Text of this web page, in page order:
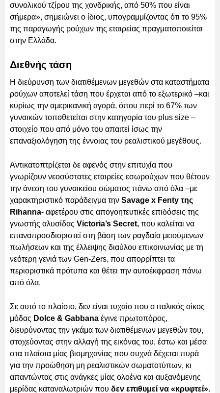
συνολικού τζίρου της χονδρικής, από 50% που είναι
σήμερα», σημειώνει ο ίδιος, υπογραμμίζοντας ότι το 95%
της παραγωγής ρούχων της εταιρείας πραγματοποιείται
στην Ελλάδα.
Διεθνής τάση
Η διεύρυνση των διατιθέμενων μεγεθών στα καταστήματα
ρούχων αποτελεί τάση που έρχεται από το εξωτερικό –και
κυρίως την αμερικανική αγορά, όπου περί το 67% των
γυναικών τοποθετείται στην κατηγορία του plus size –
στοιχείο που από μόνο του απαιτεί ίσως την
επαναξιολόγηση της έννοιας του ρεαλιστικού μεγέθους.
Αντικατοπτρίζεται δε αφενός στην επιτυχία που
γνωρίζουν νεοσύστατες εταιρείες εσωρούχων που θέτουν
την άνεση του γυναικείου σώματος πάνω από όλα –με
χαρακτηριστικό παράδειγμα την Savage x Fenty της
Rihanna- αφετέρου στις απογοητευτικές επιδόσεις της
γνωστής αλυσίδας Victoria’s Secret, που καλείται να
επαναπροσδιοριστεί στη βάση των ραγδαία μειούμενων
πωλήσεων και της έλλειψης διαύλου επικοινωνίας με τη
νεότερη γενιά των Gen-Zers, που απορρίπτει τα
περιοριστικά πρότυπα και θέτει την αυτοέκφραση πάνω
από όλα.
Σε αυτό το πλαίσιο, δεν είναι τυχαίο που ο ιταλικός οίκος
μόδας Dolce & Gabbana έγινε πρωτοπόρος,
διευρύνοντας την γκάμα των διατιθέμενων μεγεθών του,
στοχεύοντας στην αλλαγή της εικόνας του, έστω και μέσα
στα πλαίσια μίας βιομηχανίας που συχνά δέχεται πυρά
για την προώθηση μη ρεαλιστικών σωματοτύπων, κι
απαντώντας στις ανάγκες μίας ολοένα και αυξανόμενης
μερίδας καταναλωτριών που δεν επιθυμεί να «κρυφτεί».